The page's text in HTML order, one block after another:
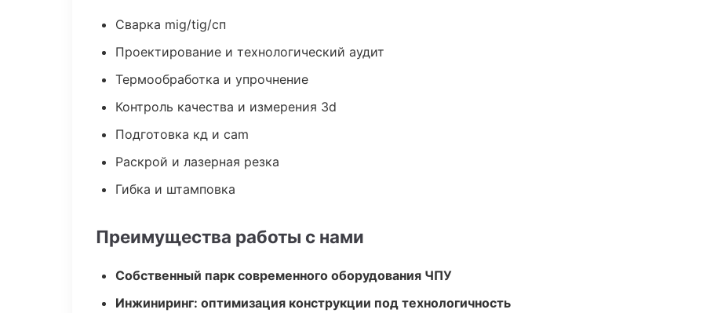
Сварка mig/tig/сп
Проектирование и технологический аудит
Термообработка и упрочнение
Контроль качества и измерения 3d
Подготовка кд и cam
Раскрой и лазерная резка
Гибка и штамповка
Преимущества работы с нами
Собственный парк современного оборудования ЧПУ
Инжиниринг: оптимизация конструкции под технологичность